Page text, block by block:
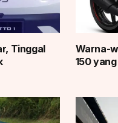
Tinggal
Warna-
150